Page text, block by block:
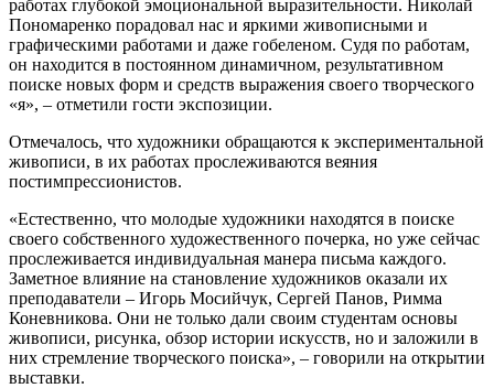
работах глубокой эмоциональной выразительности. Николай
Пономаренко порадовал нас и яркими живописными и
графическими работами и даже гобеленом. Судя по работам,
он находится в постоянном динамичном, результативном
поиске новых форм и средств выражения своего творческого
«я», – отметили гости экспозиции.
Отмечалось, что художники обращаются к экспериментальной
живописи, в их работах прослеживаются веяния
постимпрессионистов.
«Естественно, что молодые художники находятся в поиске
своего собственного художественного почерка, но уже сейчас
прослеживается индивидуальная манера письма каждого.
Заметное влияние на становление художников оказали их
преподаватели – Игорь Мосийчук, Сергей Панов, Римма
Коневникова. Они не только дали своим студентам основы
живописи, рисунка, обзор истории искусств, но и заложили в
них стремление творческого поиска», – говорили на открытии
выставки.